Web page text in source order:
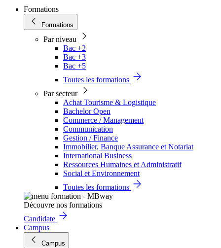
Formations
Formations
Par niveau
Bac +2
Bac +3
Bac +5
Toutes les formations
Par secteur
Achat Tourisme & Logistique
Bachelor Open
Commerce / Management
Communication
Gestion / Finance
Immobilier, Banque Assurance et Notariat
International Business
Ressources Humaines et Administratif
Social et Environnement
Toutes les formations
Découvre nos formations
Candidate
Campus
Campus